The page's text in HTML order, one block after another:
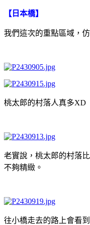
【日本橋】
我們這次的重點區域，
桃太郎的村落人真多XD
老實說，桃太郎的村落
不夠精緻。
往小橋走去的路上會看